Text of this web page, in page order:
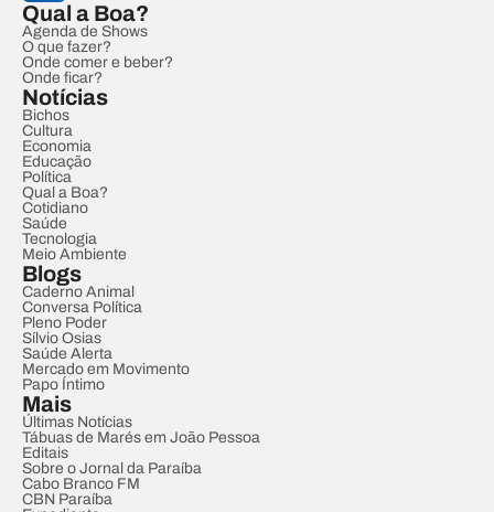
Qual a Boa?
Agenda de Shows
O que fazer?
Onde comer e beber?
Onde ficar?
Notícias
Bichos
Cultura
Economia
Educação
Política
Qual a Boa?
Cotidiano
Saúde
Tecnologia
Meio Ambiente
Blogs
Caderno Animal
Conversa Política
Pleno Poder
Sílvio Osias
Saúde Alerta
Mercado em Movimento
Papo Íntimo
Mais
Últimas Notícias
Tábuas de Marés em João Pessoa
Editais
Sobre o Jornal da Paraíba
Cabo Branco FM
CBN Paraíba